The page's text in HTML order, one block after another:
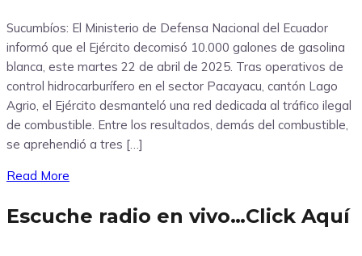
Sucumbíos: El Ministerio de Defensa Nacional del Ecuador
informó que el Ejército decomisó 10.000 galones de gasolina
blanca, este martes 22 de abril de 2025. Tras operativos de
control hidrocarburífero en el sector Pacayacu, cantón Lago
Agrio, el Ejército desmanteló una red dedicada al tráfico ilegal
de combustible. Entre los resultados, demás del combustible,
se aprehendió a tres […]
Read More
Escuche radio en vivo…Click Aquí